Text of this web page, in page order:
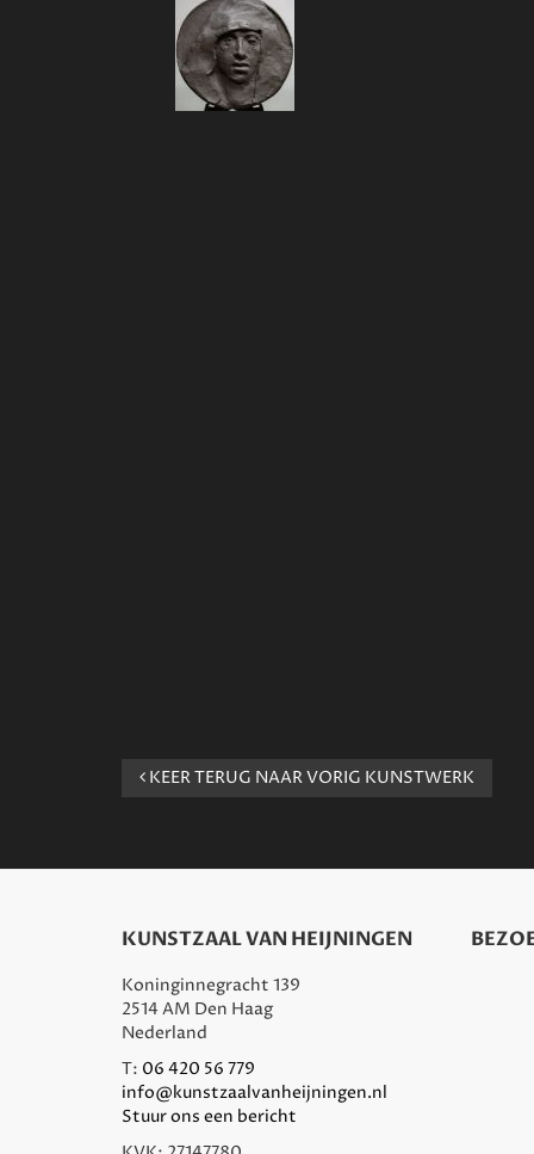
KEER TERUG NAAR VORIG KUNSTWERK
KUNSTZAAL VAN HEIJNINGEN
Koninginnegracht 139
2514 AM Den Haag
Nederland
T: 06 420 56 779
info@kunstzaalvanheijningen.nl
Stuur ons een bericht